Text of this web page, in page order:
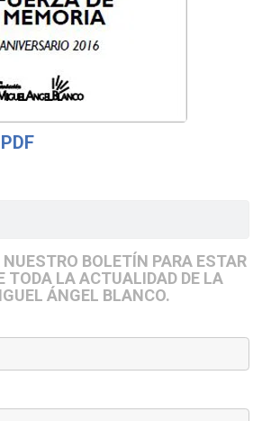
BOLETÍN PARA ESTAR
TODA LA ACTUALIDAD DE LA
ÁNGEL BLANCO.